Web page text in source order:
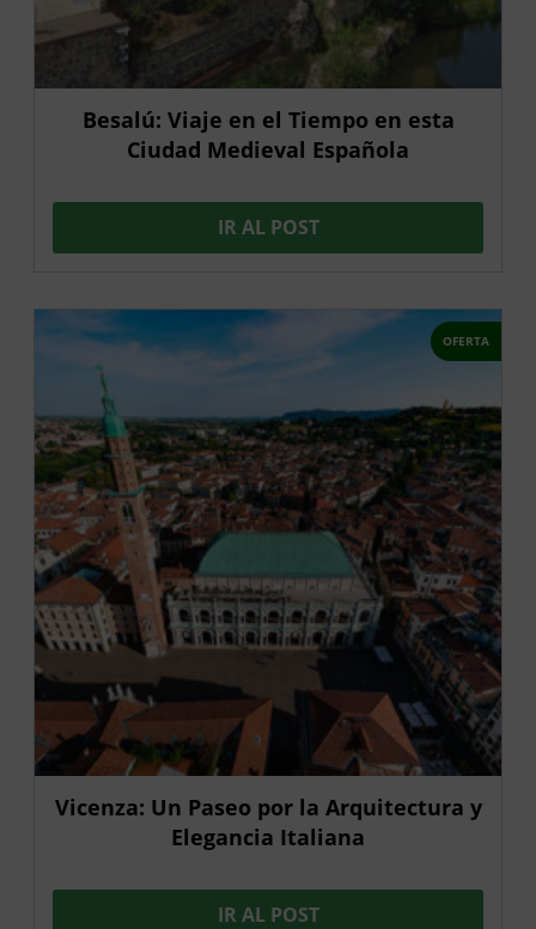
Besalú: Viaje en el Tiempo en esta
Ciudad Medieval Española
IR AL POST
OFERTA
Vicenza: Un Paseo por la Arquitectura y
Elegancia Italiana
IR AL POST